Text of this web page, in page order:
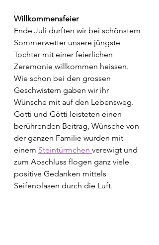
Willkommensfeier
Ende Juli durften wir bei schönstem
Sommerwetter unsere jüngste
Tochter mit einer feierlichen
Zeremonie willkommen heissen.
Wie schon bei den grossen
Geschwistern gaben wir ihr
Wünsche mit auf den Lebensweg.
Gotti und Götti leisteten einen
berührenden Beitrag, Wünsche von
der ganzen Familie wurden mit
einem Steintürmchen verewigt und
zum Abschluss flogen ganz viele
positive Gedanken mittels
Seifenblasen durch die Luft.